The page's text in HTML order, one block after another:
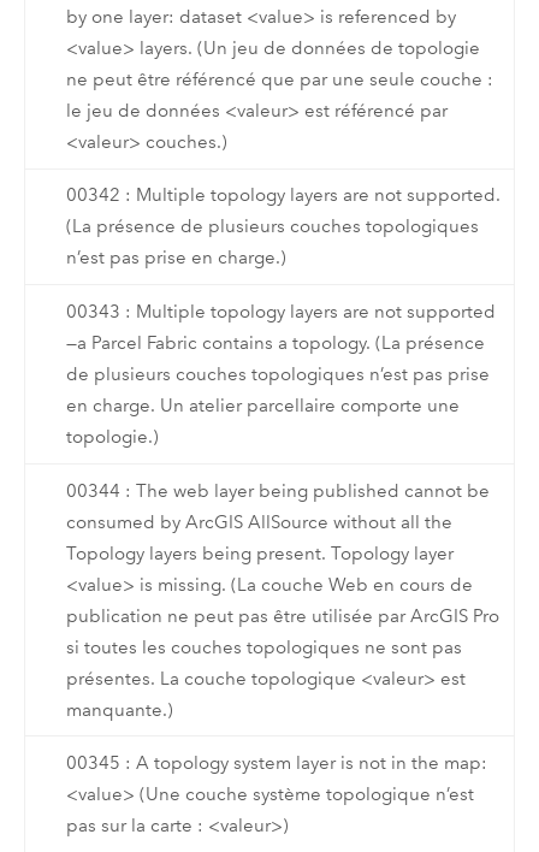
by one layer: dataset <value> is referenced by
<value> layers. (Un jeu de données de topologie
ne peut être référencé que par une seule couche :
le jeu de données <valeur> est référencé par
<valeur> couches.)
00342 : Multiple topology layers are not supported.
(La présence de plusieurs couches topologiques
n’est pas prise en charge.)
00343 : Multiple topology layers are not supported
—a Parcel Fabric contains a topology. (La présence
de plusieurs couches topologiques n’est pas prise
en charge. Un atelier parcellaire comporte une
topologie.)
00344 : The web layer being published cannot be
consumed by ArcGIS AllSource without all the
Topology layers being present. Topology layer
<value> is missing. (La couche Web en cours de
publication ne peut pas être utilisée par ArcGIS Pro
si toutes les couches topologiques ne sont pas
présentes. La couche topologique <valeur> est
manquante.)
00345 : A topology system layer is not in the map:
<value> (Une couche système topologique n’est
pas sur la carte : <valeur>)